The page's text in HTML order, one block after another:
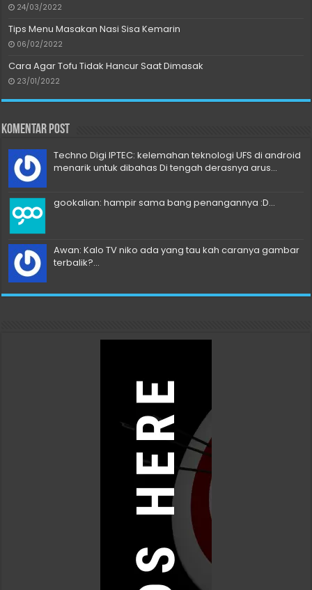
24/03/2022
Tips Menu Masakan Nasi Sisa Kemarin
06/02/2022
Cara Agar Tofu Tidak Hancur Saat Dimasak
23/01/2022
Komentar Post
Techno Digi IPTEC: kelemahan teknologi UFS di android
menarik untuk dibahas Di tengah derasnya arus...
gookalian: hampir sama bang penangannya :D...
Awan: Kalo TV niko ada yang tau kah caranya gambar
terbalik?...